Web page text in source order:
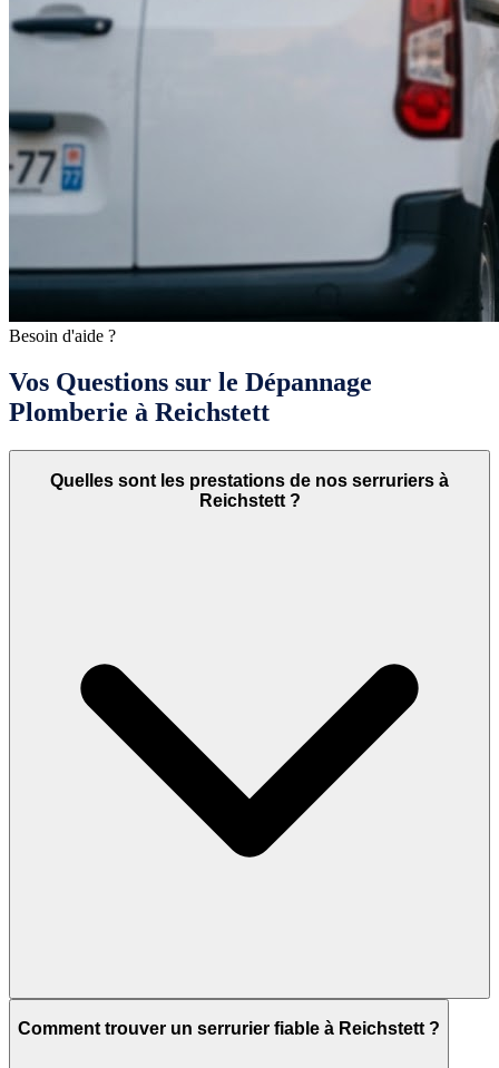
Besoin d'aide ?
Vos Questions sur le Dépannage
Plomberie à Reichstett
Quelles sont les prestations de nos serruriers à
Reichstett ?
Comment trouver un serrurier fiable à Reichstett ?